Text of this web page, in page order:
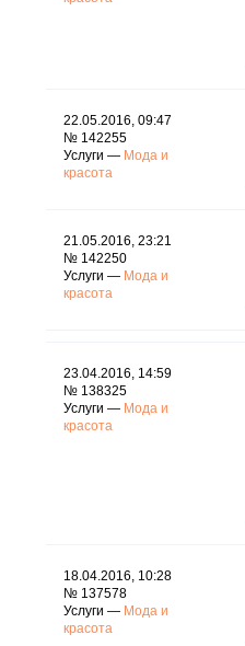
22.05.2016, 09:47
№ 142255
Услуги — Мода и
красота
21.05.2016, 23:21
№ 142250
Услуги — Мода и
красота
23.04.2016, 14:59
№ 138325
Услуги — Мода и
красота
18.04.2016, 10:28
№ 137578
Услуги — Мода и
красота